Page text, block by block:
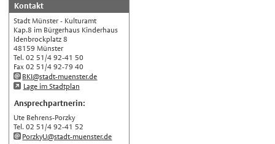
Nederlands
English
Українська
Türkçe
اللغة العربية
Français
Español
Polski
Kontakt
Stadt Münster - Kulturamt
Kap.8 im Bürgerhaus Kinderhaus
Idenbrockplatz 8
48159 Münster
Tel. 02 51/4 92-41 50
Fax 02 51/4 92-79 40
BKI@stadt-muenster.de
Lage im Stadtplan
Ansprechpartnerin:
Ute Behrens-Porzky
Tel. 02 51/4 92-41 52
PorzkyU@stadt-muenster.de